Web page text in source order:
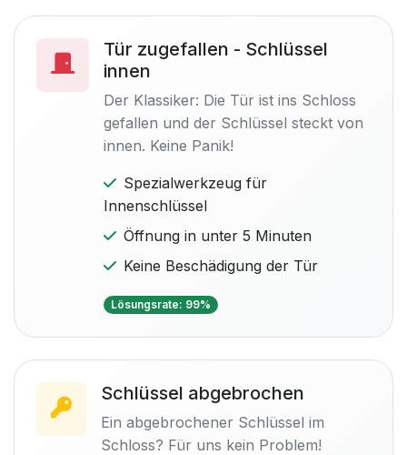
Tür zugefallen - Schlüssel
innen
Der Klassiker: Die Tür ist ins Schloss
gefallen und der Schlüssel steckt von
innen. Keine Panik!
Spezialwerkzeug für
Innenschlüssel
Öffnung in unter 5 Minuten
Keine Beschädigung der Tür
Lösungsrate: 99%
Schlüssel abgebrochen
Ein abgebrochener Schlüssel im
Schloss? Für uns kein Problem!